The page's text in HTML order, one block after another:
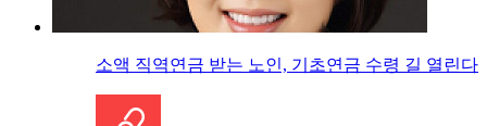
소액 직역연금 받는 노인, 기초연금 수령 길 열린다